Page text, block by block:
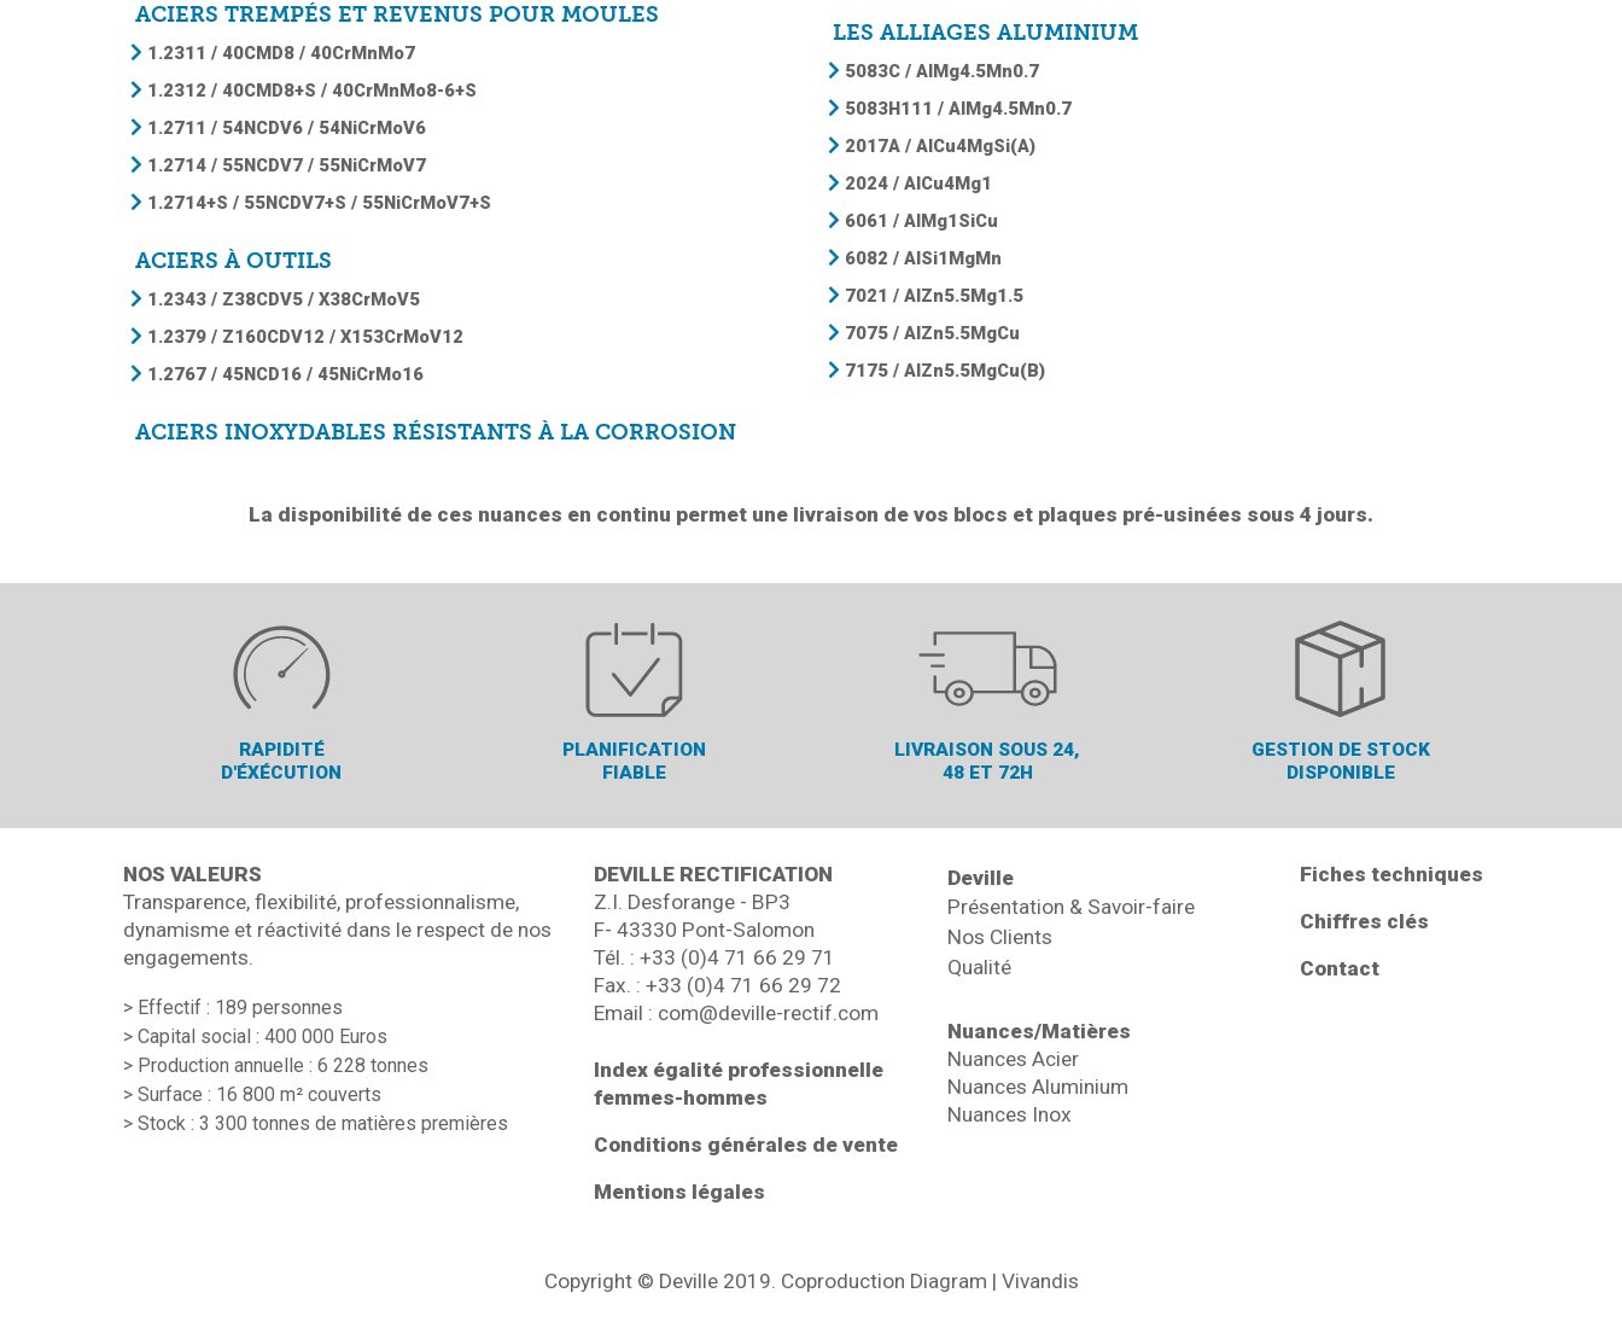
ACIERS TREMPÉS ET REVENUS POUR MOULES
1.2311 / 40CMD8 / 40CrMnMo7
1.2312 / 40CMD8+S / 40CrMnMo8-6+S
1.2711 / 54NCDV6 / 54NiCrMoV6
1.2714 / 55NCDV7 / 55NiCrMoV7
1.2714+S / 55NCDV7+S / 55NiCrMoV7+S
ACIERS À OUTILS
1.2343 / Z38CDV5 / X38CrMoV5
1.2379 / Z160CDV12 / X153CrMoV12
1.2767 / 45NCD16 / 45NiCrMo16
ACIERS INOXYDABLES RÉSISTANTS À LA CORROSION
LES ALLIAGES ALUMINIUM
5083C / AlMg4.5Mn0.7
5083H111 / AlMg4.5Mn0.7
2017A / AlCu4MgSi(A)
2024 / AlCu4Mg1
6061 / AlMg1SiCu
6082 / AlSi1MgMn
7021 / AlZn5.5Mg1.5
7075 / AlZn5.5MgCu
7175 / AlZn5.5MgCu(B)
La disponibilité de ces nuances en continu permet une livraison de vos blocs et plaques pré-usinées sous 4 jours.
RAPIDITÉ
D'ÉXÉCUTION
PLANIFICATION
FIABLE
LIVRAISON SOUS 24,
48 ET 72H
GESTION DE STOCK
DISPONIBLE
NOS VALEURS
Transparence, flexibilité, professionnalisme,
dynamisme et réactivité dans le respect de nos
engagements.
> Effectif : 189 personnes
> Capital social : 400 000 Euros
> Production annuelle : 6 228 tonnes
> Surface : 16 800 m² couverts
> Stock : 3 300 tonnes de matières premières
DEVILLE RECTIFICATION
Z.I. Desforange - BP3
F- 43330 Pont-Salomon
Tél. : +33 (0)4 71 66 29 71
Fax. : +33 (0)4 71 66 29 72
Email : com@deville-rectif.com
Index égalité professionnelle
femmes-hommes
Conditions générales de vente
Mentions légales
Deville
Présentation & Savoir-faire
Nos Clients
Qualité
Nuances/Matières
Nuances Acier
Nuances Aluminium
Nuances Inox
Fiches techniques
Chiffres clés
Contact
Copyright © Deville 2019. Coproduction Diagram | Vivandis